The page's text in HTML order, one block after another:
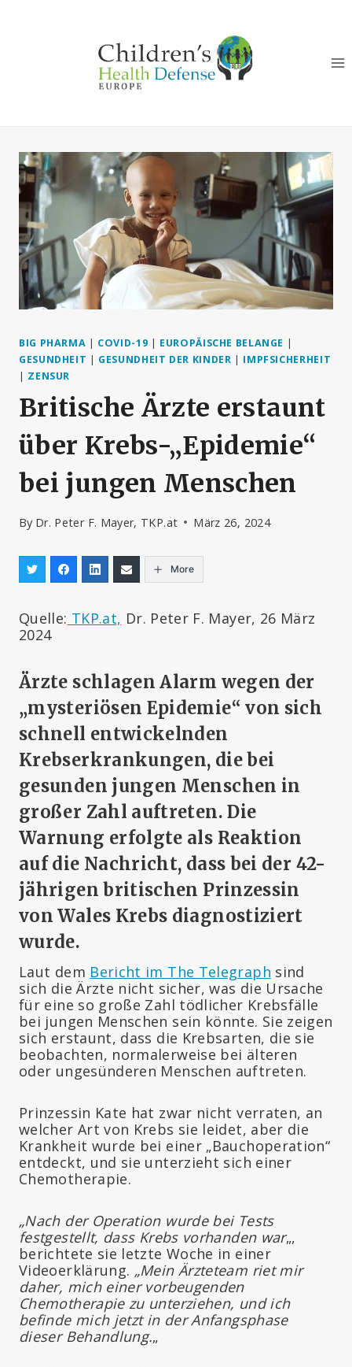
BIG PHARMA | COVID-19 | EUROPÄISCHE BELANGE |
GESUNDHEIT | GESUNDHEIT DER KINDER | IMPFSICHERHEIT
| ZENSUR
Britische Ärzte erstaunt
über Krebs-„Epidemie“
bei jungen Menschen
By Dr. Peter F. Mayer, TKP.at März 26, 2024
More
Quelle: TKP.at, Dr. Peter F. Mayer, 26 März
2024
Ärzte schlagen Alarm wegen der
„mysteriösen Epidemie“ von sich
schnell entwickelnden
Krebserkrankungen, die bei
gesunden jungen Menschen in
großer Zahl auftreten. Die
Warnung erfolgte als Reaktion
auf die Nachricht, dass bei der 42-
jährigen britischen Prinzessin
von Wales Krebs diagnostiziert
wurde.
Laut dem Bericht im The Telegraph sind
sich die Ärzte nicht sicher, was die Ursache
für eine so große Zahl tödlicher Krebsfälle
bei jungen Menschen sein könnte. Sie zeigen
sich erstaunt, dass die Krebsarten, die sie
beobachten, normalerweise bei älteren
oder ungesünderen Menschen auftreten.
Prinzessin Kate hat zwar nicht verraten, an
welcher Art von Krebs sie leidet, aber die
Krankheit wurde bei einer „Bauchoperation“
entdeckt, und sie unterzieht sich einer
Chemotherapie.
„Nach der Operation wurde bei Tests
festgestellt, dass Krebs vorhanden war„,
berichtete sie letzte Woche in einer
Videoerklärung. „Mein Ärzteteam riet mir
daher, mich einer vorbeugenden
Chemotherapie zu unterziehen, und ich
befinde mich jetzt in der Anfangsphase
dieser Behandlung.„